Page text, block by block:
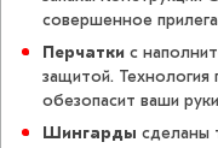
совершенное
Перчатки с
защитой. Технология
обезопасит ваши
Шингарды сделаны